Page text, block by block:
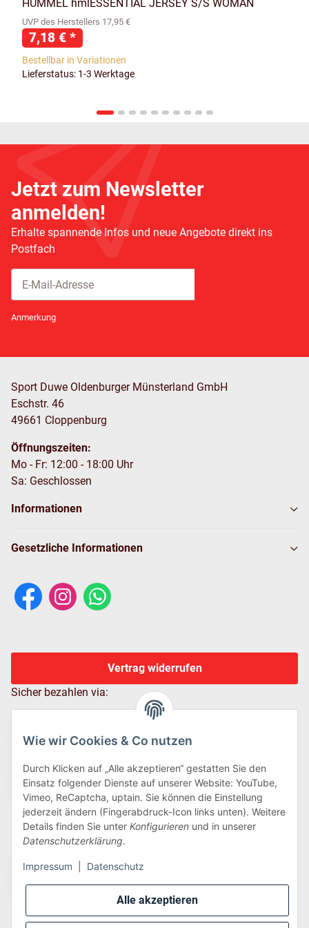
Alle akzeptieren
Wie wir Cookies & Co nutzen
Durch Klicken auf „Alle akzeptieren“ gestatten Sie den
Einsatz folgender Dienste auf unserer Website: YouTube,
Vimeo, ReCaptcha, uptain. Sie können die Einstellung
jederzeit ändern (Fingerabdruck-Icon links unten). Weitere
Details finden Sie unter Konfigurieren und in unserer
Datenschutzerklärung.
Impressum Datenschutz
HUMMEL hmlESSENTIAL JERSEY S/S WOMAN
UVP des Herstellers 17,95 €
7,18 € *
Bestellbar in Variationen
Lieferstatus: 1-3 Werktage
Jetzt zum Newsletter
anmelden!
Erhalte spannende Infos und neue Angebote direkt ins
Postfach
Anmerkung
Sport Duwe Oldenburger Münsterland GmbH
Eschstr. 46
49661 Cloppenburg
Öffnungszeiten:
Mo - Fr: 12:00 - 18:00 Uhr
Sa: Geschlossen
Informationen
Gesetzliche Informationen
Vertrag widerrufen
Sicher bezahlen via:
Wir versenden via: